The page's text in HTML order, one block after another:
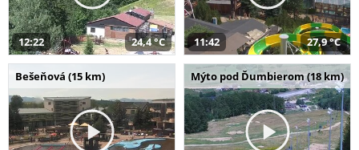
12:22 24,4 °C 11:42 27,9 °C
Bešeňová (15 km) Mýto pod Ďumbierom (18 km)